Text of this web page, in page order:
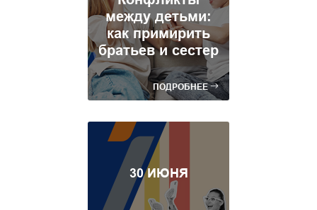
между детьми:
как примирить
братьев и сестер
ПОДРОБНЕЕ
30 ИЮНЯ